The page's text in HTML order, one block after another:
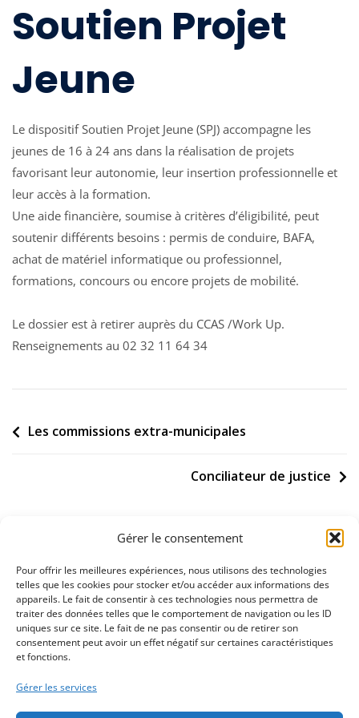
Gérer le consentement
Pour offrir les meilleures expériences, nous utilisons des technologies
telles que les cookies pour stocker et/ou accéder aux informations des
appareils. Le fait de consentir à ces technologies nous permettra de
traiter des données telles que le comportement de navigation ou les ID
uniques sur ce site. Le fait de ne pas consentir ou de retirer son
consentement peut avoir un effet négatif sur certaines caractéristiques
et fonctions.
Gérer les services
Soutien Projet
Jeune
Le dispositif Soutien Projet Jeune (SPJ) accompagne les
jeunes de 16 à 24 ans dans la réalisation de projets
favorisant leur autonomie, leur insertion professionnelle et
leur accès à la formation.
Une aide financière, soumise à critères d’éligibilité, peut
soutenir différents besoins : permis de conduire, BAFA,
achat de matériel informatique ou professionnel,
formations, concours ou encore projets de mobilité.
Le dossier est à retirer auprès du CCAS /Work Up.
Renseignements au 02 32 11 64 34
Navigation
Les commissions extra-municipales
Conciliateur de justice
02 32 11 53 53
Nous contacter
La mairie est ouverte du lundi au vendredi de 8h30 à 12h00